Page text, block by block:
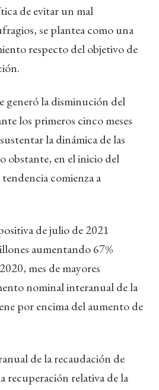
de evitar un mal
se plantea como una
respecto del objetivo de
generó la disminución del
los primeros cinco meses
la dinámica de las
obstante, en el inicio del
comienza a
de julio de 2021
aumentando 67%
mes de mayores
nominal interanual de la
por encima del aumento de
de la recaudación de
recuperación relativa de la